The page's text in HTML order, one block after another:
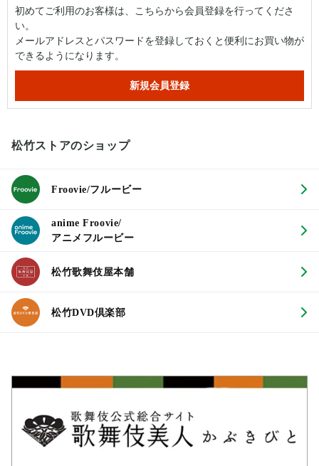
初めてご利用のお客様は、こちらから会員登録を行ってくださ
い。
メールアドレスとパスワードを登録しておくと便利にお買い物が
できるようになります。
松竹ストアのショップ
Froovie/フルービー
anime Froovie/
アニメフルービー
松竹歌舞伎屋本舗
松竹DVD倶楽部